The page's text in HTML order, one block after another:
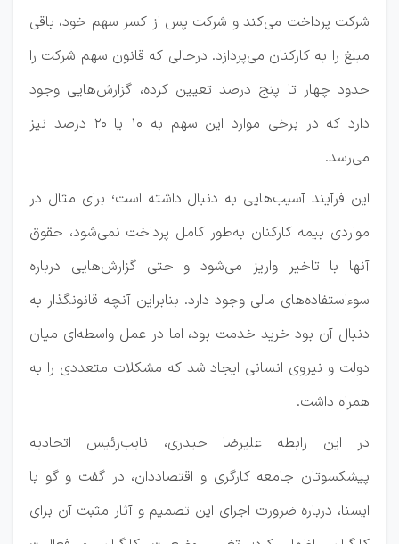
شرکت پرداخت می‌کند و شرکت پس از کسر سهم خود، باقی
مبلغ را به کارکنان می‌پردازد. درحالی که قانون سهم شرکت را
حدود چهار تا پنج درصد تعیین کرده، گزارش‌هایی وجود
دارد که در برخی موارد این سهم به ۱۰ یا ۲۰ درصد نیز
می‌رسد.
این فرآیند آسیب‌هایی به دنبال داشته است؛ برای مثال در
مواردی بیمه کارکنان به‌طور کامل پرداخت نمی‌شود، حقوق
آنها با تاخیر واریز می‌شود و حتی گزارش‌هایی درباره
سوءاستفاده‌های مالی وجود دارد. بنابراین آنچه قانونگذار به
دنبال آن بود خرید خدمت بود، اما در عمل واسطه‌ای میان
دولت و نیروی انسانی ایجاد شد که مشکلات متعددی را به
همراه داشت.
در این رابطه علیرضا حیدری، نایب‌رئیس اتحادیه
پیشکسوتان جامعه کارگری و اقتصاددان، در گفت و گو با
ایسنا، درباره ضرورت اجرای این تصمیم و آثار مثبت آن برای